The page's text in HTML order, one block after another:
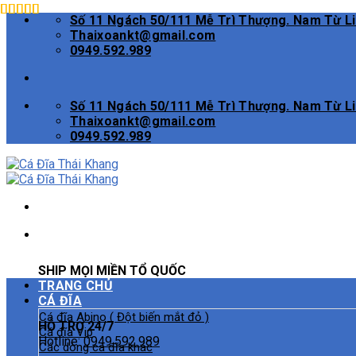
Skip
Số 11 Ngách 50/111 Mễ Trì Thượng. Nam Từ
Thaixoankt@gmail.com
0949.592.989
Số 11 Ngách 50/111 Mễ Trì Thượng. Nam Từ
Thaixoankt@gmail.com
0949.592.989
SHIP MỌI MIỀN TỔ QUỐC
HỖ TRỢ 24/7
Hotline:0949.592.989
TRANG CHỦ
CÁ ĐĨA
Cá đĩa Abino ( Đột biến mắt đỏ )
Cá đĩa Vip
Các dòng cá đĩa khác